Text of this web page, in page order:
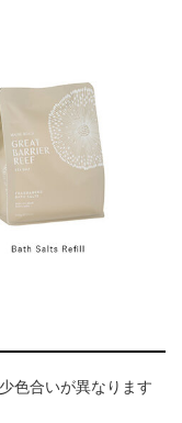
色合いが異なります